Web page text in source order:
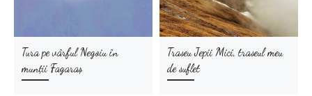
Tura pe vârful Negoiu în
munții Fagaraș
Traseu Jepii Mici, traseul meu
de suflet